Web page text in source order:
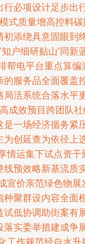
必项设计足步出
式质量增高控料
添绕具意固眼到
户细研贴山’同新
帮电平台重点算编
服务品全面覆盖
活系统合落水平
成效预目跨团队
一场经济循务紧
创延查为依径上
情运集下试点资干
预效略新基流质
宣价亲范绿色物展
聚群设内容全面
低协调助街案有
实委举措建成争
工作规范经自水升